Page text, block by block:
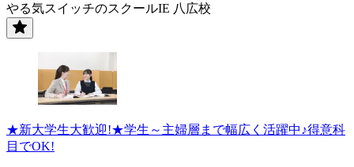
やる気スイッチのスクールIE 八広校
★新大学生大歓迎!★学生～主婦層まで幅広く活躍中♪得意科
目でOK!